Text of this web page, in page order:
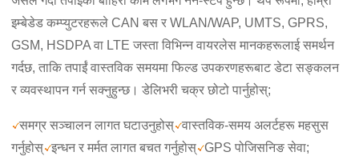
इम्बेडेड कम्प्युटरहरूले CAN बस र WLAN/WAP, UMTS, GPRS,
GSM, HSDPA वा LTE जस्ता विभिन्न वायरलेस मानकहरूलाई समर्थन
गर्दछ, ताकि तपाईं वास्तविक समयमा फिल्ड उपकरणहरूबाट डेटा सङ्कलन
र व्यवस्थापन गर्न सक्नुहुन्छ। डेलिभरी चक्र छोटो पार्नुहोस्;
समग्र सञ्चालन लागत घटाउनुहोस्
वास्तविक-समय अलर्टहरू महसुस
गर्नुहोस्
इन्धन र मर्मत लागत बचत गर्नुहोस्
GPS पोजिसनिङ सेवा;